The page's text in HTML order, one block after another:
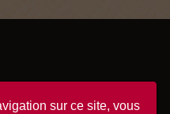
sur ce site, vous